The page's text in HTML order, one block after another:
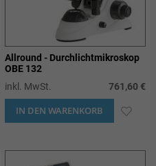
Allround - Durchlichtmikroskop
OBE 132
inkl. MwSt.
761,60 €
IN DEN WARENKORB ZUR